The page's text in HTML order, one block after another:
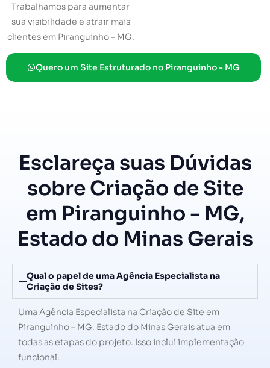
Trabalhamos para aumentar
sua visibilidade e atrair mais
clientes em Piranguinho – MG.
Quero um Site Estruturado no Piranguinho - MG
Esclareça suas Dúvidas
sobre Criação de Site
em Piranguinho - MG,
Estado do Minas Gerais
Qual o papel de uma Agência Especialista na
Criação de Sites?
Uma Agência Especialista na Criação de Site em
Piranguinho – MG, Estado do Minas Gerais atua em
todas as etapas do projeto. Isso inclui implementação
funcional.